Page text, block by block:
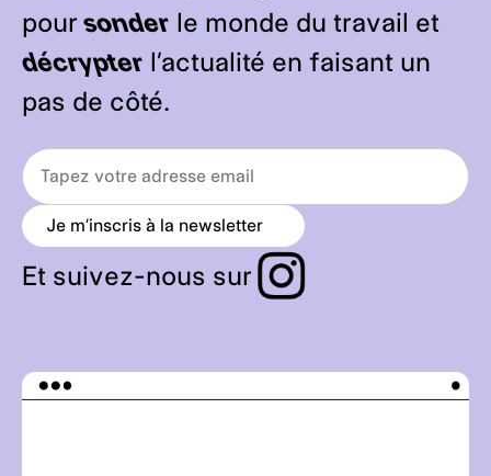
pour sonder le monde du travail et
décrypter l’actualité en faisant un
pas de côté.
Je m’inscris à la newsletter
r
r
o
w
h
Et suivez-nous sur